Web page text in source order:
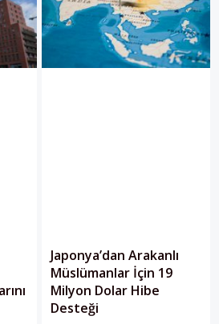
Japonya’dan Arakanlı
Müslümanlar İçin 19
Milyon Dolar Hibe
Desteği